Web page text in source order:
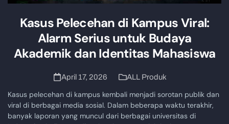
Kasus Pelecehan di Kampus Viral:
Alarm Serius untuk Budaya
Akademik dan Identitas Mahasiswa
April 17, 2026 ALL Produk
Kasus pelecehan di kampus kembali menjadi sorotan publik dan
viral di berbagai media sosial. Dalam beberapa waktu terakhir,
banyak laporan yang muncul dari berbagai universitas di